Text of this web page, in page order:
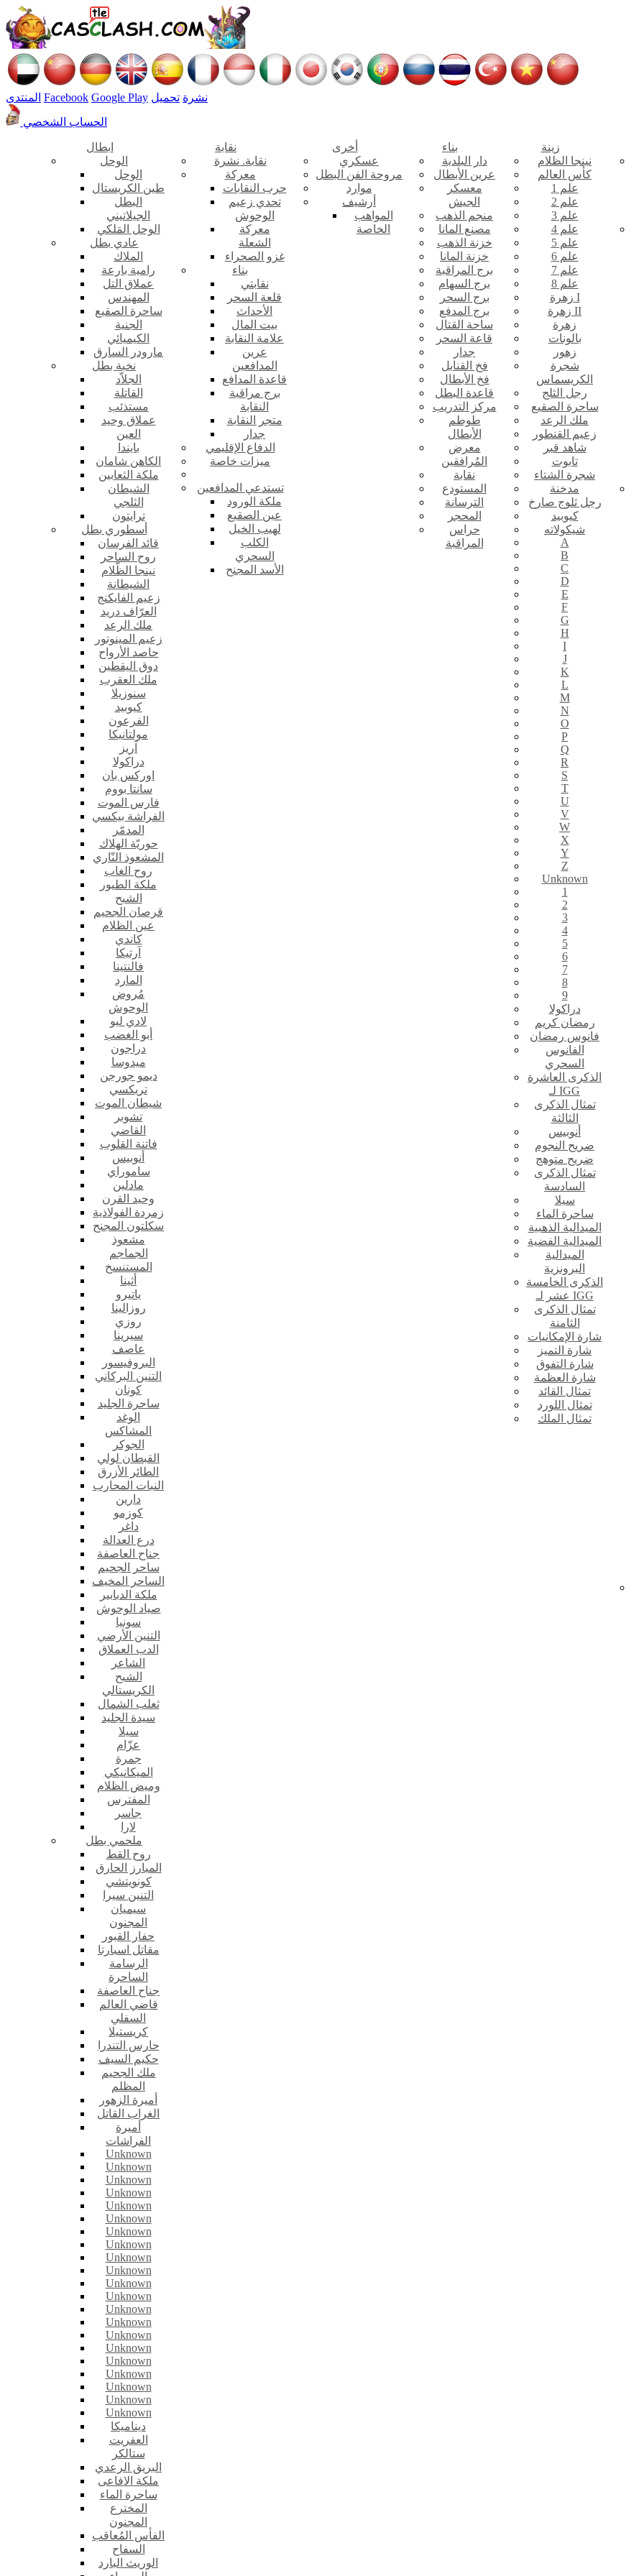
المنتدى Facebook Google Play نشرة تحميل
الحساب الشخصي
ابطال
الوحل
الوحل
طين الكريستال
البطل
الجيلاتيني
الوحل المَلكي
عادي بطل
الملاك
رامية بارعة
عملاق التل
المهندس
ساحرة الصقيع
الجنية
الكيميائي
مارودر السارق
نخبة بطل
الجلاّد
القاتلة
مستذئب
عملاق وحيد
العين
بايندا
الكاهن شامان
ملكة الثعابين
الشيطان
الثلجي
ترايتون
أسطوري بطل
قائد الفرسان
روح الساحر
نينجا الظّلام
الشيطانة
زعيم الفايكنج
العرّاف دريد
ملك الرعد
زعيم المينوتور
حاصد الأرواح
دوق اليقطين
ملك العقرب
سنوزيلا
كيوبيد
الفرعون
مولتانيكا
آريز
دراكولا
اوركس بان
سانتا بووم
فارس الموت
الفراشة بيكسي
المدمّر
حوريّة الهلاك
المشعوذ النّاري
روح الغاب
ملكة الطيور
الشبح
قرصان الجحيم
عين الظلام
كاندي
آرتيكا
فالنتينا
المارد
مُروض
الوحوش
لادي ليو
أبو الغضب
دراجون
ميدوسا
ديمو جورجن
تريكسي
شيطان الموت
تشوبر
القاضي
فاتنة القلوب
أنوبيس
ساموراي
مادلين
وحيد القرن
زمردة الفولاذية
سكلتون المجنح
مشعوذ
الجماجم
المستنسخ
أثينا
ياتيرو
روزالينا
روزي
سيرينا
عاصف
البروفيسور
التنين البركاني
كونان
ساحرة الجليد
الوغد
المشاكس
الجوكر
القبطان لولي
الطائر الأزرق
النبات المحارب
دارين
كوزمو
داغر
درع العدالة
جناح العاصفة
ساحر الجحيم
الساحر المخيف
ملكة الدبابير
صياد الوحوش
سونيا
التنين الأرضي
الدب العملاق
الشاعر
الشبح
الكريستالي
ثعلب الشمال
سيدة الجليد
سيلا
عزّام
جمرة
الميكانيكي
وميض الظلام
المفترس
جاسر
لارا
ملحمي بطل
روح القط
المبارز الحارق
كونويتشي
التنين سيرا
سيميان
المجنون
حفار القبور
مقاتل اسبارتا
الرسامة
الساحرة
جناح العاصفة
قاضي العالم
السفلي
كريستيلا
حارس التندرا
حكيم السيف
ملك الجحيم
المظلم
أميرة الزهور
الغراب القاتل
أميرة
الفراشات
Unknown
Unknown
Unknown
Unknown
Unknown
Unknown
Unknown
Unknown
Unknown
Unknown
Unknown
Unknown
Unknown
Unknown
Unknown
Unknown
Unknown
Unknown
Unknown
Unknown
Unknown
ديناميكا
العفريت
ستالكر
البريق الرعدي
ملكة الافاعى
ساحرة الماء
المخترع
المجنون
الفأس المُعاقب
السفاح
الوريث البارد
نقابة
نقابة. نشرة
معركة
حرب النقابات
تحدي زعيم
الوحوش
معركة
الشعلة
غزو الصحراء
بناء
نقابتي
قلعة السحر
الأحداث
بيت المال
علامة النقابة
عرين
المدافعين
قاعدة المدافع
برج مراقبة
النقابة
متجر النقابة
جدار
الدفاع الإقليمي
ميزات خاصة
تستدعي المدافعين
ملكة الورود
عين الصقيع
لهيب الخيل
الكلب
السحري
الأسد المجنح
أخرى
عسكري
مروحة الفن البطل
موارد
أرشيف
المواهب
الخاصة
بناء
دار البلدية
عرين الأبطال
معسكر
الجيش
منجم الذهب
مصنع المانا
خزنة الذهب
خزنة المانا
برج المراقبة
برج السهام
برج السحر
برج المدفع
ساحة القتال
قاعة السحر
جدار
فخ القنابل
فخ الأبطال
قاعدة البطل
مركز التدريب
طوطم
الأبطال
معرض
المُرافقين
نقابة
المستودع
الترسانة
المحجر
حراس
المراقبة
زينة
نينجا الظلام
كأس العالم
علم 1
علم 2
علم 3
علم 4
علم 5
علم 6
علم 7
علم 8
زهرة I
زهرة II
زهرة
بالونات
زهور
شجرة
الكريسماس
رجل الثلج
ساحرة الصقيع
ملك الرعد
زعيم القنطور
شاهد قبر
تابوت
شجرة الشتاء
مدخنة
رجل ثلوج صارخ
كيوبيد
شيكولاته
A
B
C
D
E
F
G
H
I
J
K
L
M
N
O
P
Q
R
S
T
U
V
W
X
Y
Z
Unknown
1
2
3
4
5
6
7
8
9
دراكولا
رمضان كريم
فانوس رمضان
الفانوس
السحري
الذكرى العاشرة
لـ IGG
تمثال الذكرى
الثالثة
أنوبيس
ضريح النجوم
ضريح متوهج
تمثال الذكرى
السادسة
سيلا
ساحرة الماء
الميدالية الذهبية
الميدالية الفضية
الميدالية
البرونزية
الذكرى الخامسة
عشر لـ IGG
تمثال الذكرى
الثامنة
شارة الإمكانيات
شارة التميز
شارة التفوق
شارة العظمة
تمثال القائد
تمثال اللورد
تمثال الملك